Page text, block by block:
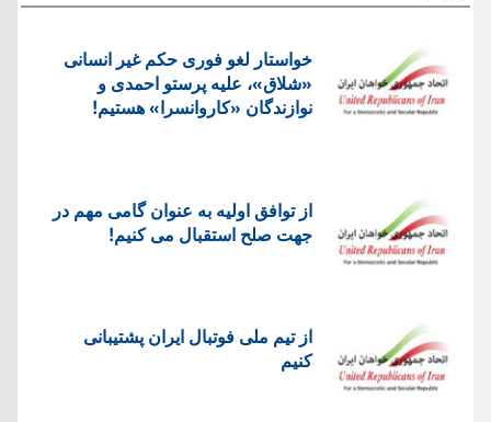
خواستار لغو فوری حکم غیر انسانی
«شلاق»، علیه پرستو احمدی و
نوازندگان «کاروانسرا» هستیم!
از توافق اولیه به عنوان گامی مهم در
جهت صلح استقبال می کنیم!
از تیم ملی فوتبال ایران پشتیبانی
کنیم